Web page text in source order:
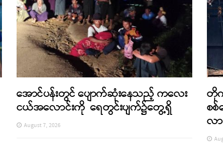
အောင်ပန်းတွင် ပျောက်ဆုံးနေသည့် ကလေး
ငယ်အလောင်းကို ရေတွင်းပျက်၌တွေ့ရှိ
August 7, 2026
တိုက်
စစ်
လာ